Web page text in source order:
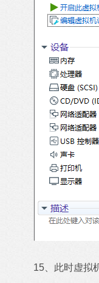
15、此时虚拟